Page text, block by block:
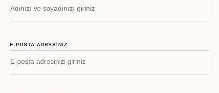
E-POSTA ADRESINIZ